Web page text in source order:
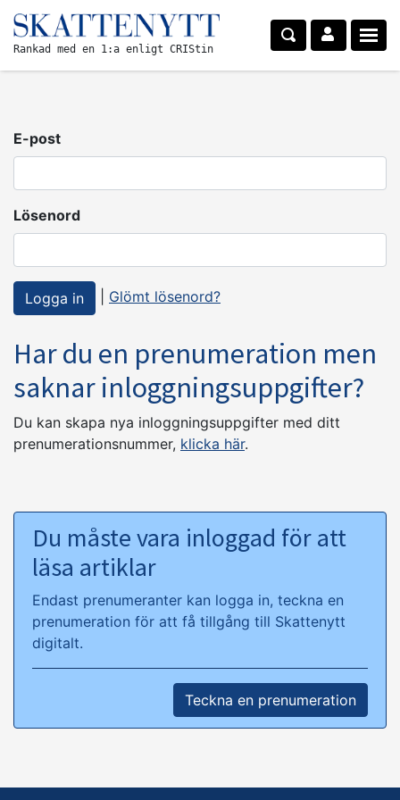
Rankad med en 1:a enligt CRIStin
E-post
Lösenord
Glömt lösenord?
Har du en prenumeration men
saknar inloggningsuppgifter?
Du kan skapa nya inloggningsuppgifter med ditt
prenumerationsnummer, klicka här.
Du måste vara inloggad för att
läsa artiklar
Endast prenumeranter kan logga in, teckna en
prenumeration för att få tillgång till Skattenytt
digitalt.
Teckna en prenumeration